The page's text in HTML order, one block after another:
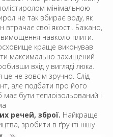
мінімальною
не так вбирає воду, як
втрачає свої якості. Бажано,
навколо плити.
краще виконував
максимально захищений
вхід у вигляді люка.
не зовсім зручно. Слід
але подбати про його
має бути теплоізольований і
речей, зброї. Найкраще
зробити в ґрунті нішу